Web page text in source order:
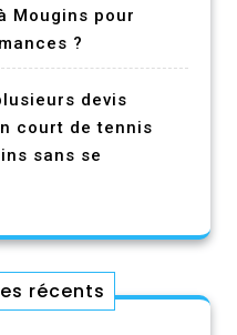
Mougins pour
?
devis
court de tennis
sans se
récents